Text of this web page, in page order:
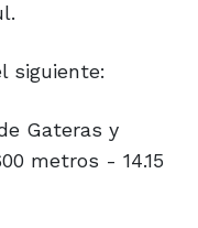
siguiente:
Gateras y
metros - 14.15